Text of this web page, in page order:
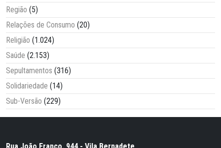
Região (5)
Relações de Consumo (20)
Religião (1.024)
Saúde (2.153)
Sepultamentos (316)
Solidariedade (14)
Sub-Versão (229)